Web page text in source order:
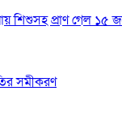
শিশুসহ প্রাণ গেল ১৫
সমীকরণ